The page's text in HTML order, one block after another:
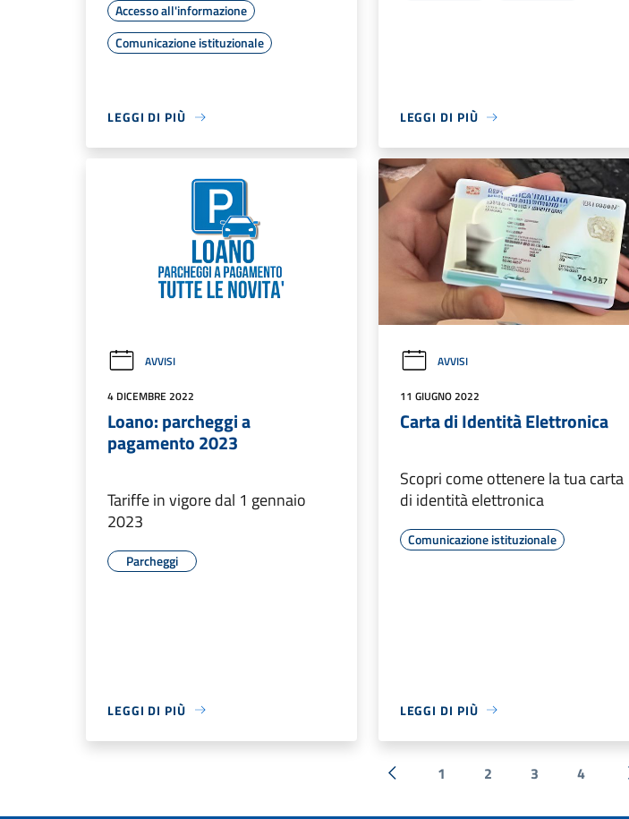
Accesso all'informazione
Comunicazione istituzionale
LEGGI DI PIÙ LEGGI DI PIÙ
AVVISI
4 DICEMBRE 2022
Loano: parcheggi a
pagamento 2023
Tariffe in vigore dal 1 gennaio
2023
Parcheggi
LEGGI DI PIÙ
AVVISI
11 GIUGNO 2022
Carta di Identità Elettronica
Scopri come ottenere la tua carta
di identità elettronica
Comunicazione istituzionale
LEGGI DI PIÙ
« Precedente
1 2 3 4